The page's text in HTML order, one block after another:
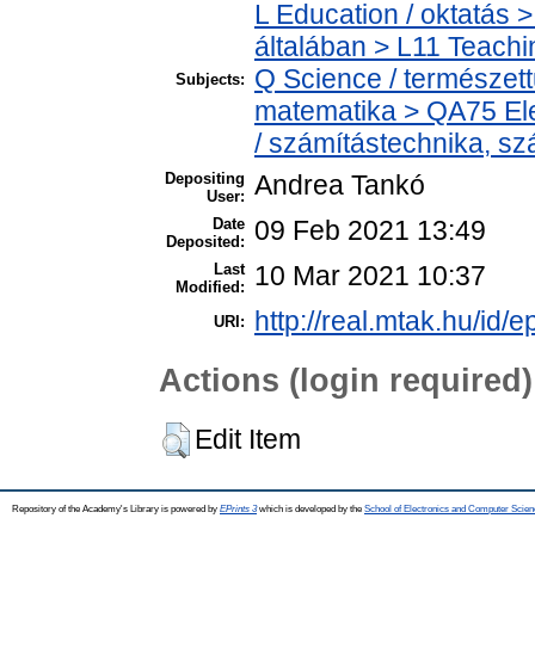
Subjects:
L Education / oktatás
általában > L11
Q Science /
matematika > QA75
/ számítástechnika,
Depositing
User: Andrea Tankó
Date
Deposited:
09 Feb 2021 13:49
Last
Modified:
10 Mar 2021 10:37
URI: http://real.mtak.hu/id/
Actions (login required)
Edit Item
Repository of the Academy's Library is powered by EPrints 3which is developed by the School of Electronics and Computer